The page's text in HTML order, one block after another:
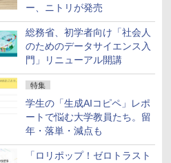
ー、ニトリが発売
総務省、初学者向け「社会人
のためのデータサイエンス入
門」リニューアル開講
特集
学生の「生成AIコピペ」レポ
ートで悩む大学教員たち。留
年・落単・減点も
「ロリポップ！ゼロトラスト